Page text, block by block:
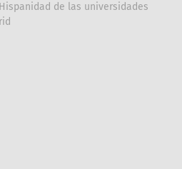
de las universidades